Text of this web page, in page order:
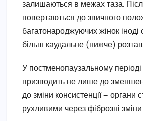
залишаються в межах таза.
повертаються до звичного
багатонароджуючих жінок іноді
більш каудальне (нижче)
У постменопаузальному
призводить не лише до
до зміни консистенції — органи
рухливими через фіброзні зміни